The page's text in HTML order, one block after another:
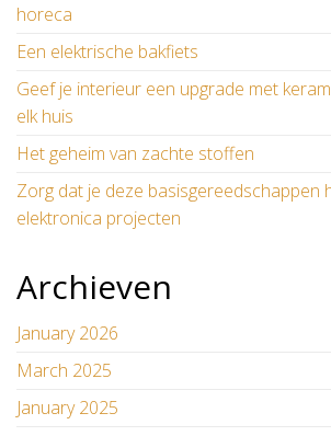
horeca
Een elektrische bakfiets
Geef je interieur een upgrade met
elk huis
Het geheim van zachte stoffen
Zorg dat je deze basisgereedschappen
elektronica projecten
Archieven
January 2026
March 2025
January 2025